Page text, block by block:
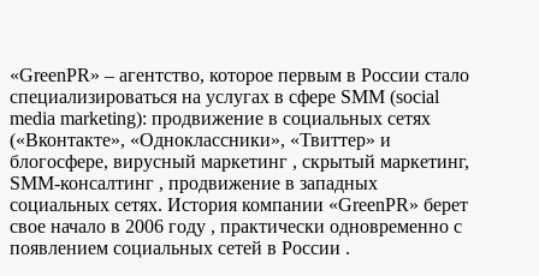
«GreenPR» – агентство, которое первым в России стало
специализироваться на услугах в сфере SMM (social
media marketing): продвижение в социальных сетях
(«Вконтакте», «Одноклассники», «Твиттер» и
блогосфере, вирусный маркетинг , скрытый маркетинг,
SMM-консалтинг , продвижение в западных
социальных сетях. История компании «GreenPR» берет
свое начало в 2006 году , практически одновременно с
появлением социальных сетей в России .